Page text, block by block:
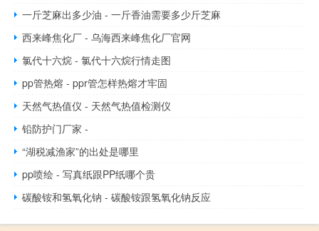
一斤芝麻出多少油 - 一斤香油需要多少斤芝麻
西来峰焦化厂 - 乌海西来峰焦化厂官网
氯代十六烷 - 氯代十六烷行情走图
pp管热熔 - ppr管怎样热熔才牢固
天然气热值仪 - 天然气热值检测仪
铅防护门厂家 -
“湖税减渔家”的出处是哪里
pp喷绘 - 写真纸跟PP纸哪个贵
碳酸铵和氢氧化钠 - 碳酸铵跟氢氧化钠反应